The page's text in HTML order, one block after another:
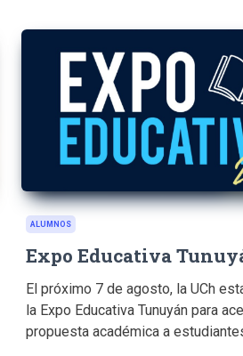
ALUMNOS
Expo Educativa
El próximo 7 de agosto, la UCh
la Expo Educativa Tunuyán para
propuesta académica a